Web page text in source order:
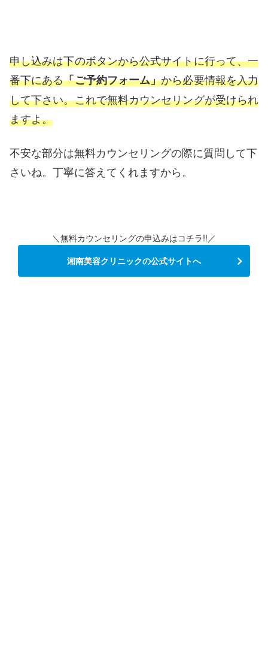
申し込みは下のボタンから公式サイトに行って、一
番下にある「ご予約フォーム」から必要情報を入力
して下さい。これで無料カウンセリングが受けられ
ますよ。
不安な部分は無料カウンセリングの際に質問して下
さいね。丁寧に答えてくれますから。
＼無料カウンセリングの申込みはコチラ!!／
湘南美容クリニックの公式サイトへ